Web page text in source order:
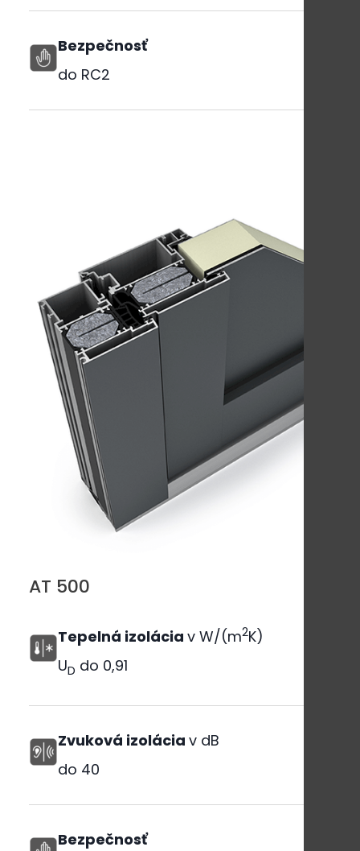
Bezpečnosť
do RC2
AT 500
Tepelná izolácia v W/(m2K)
UD do 0,91
Zvuková izolácia v dB
do 40
Bezpečnosť